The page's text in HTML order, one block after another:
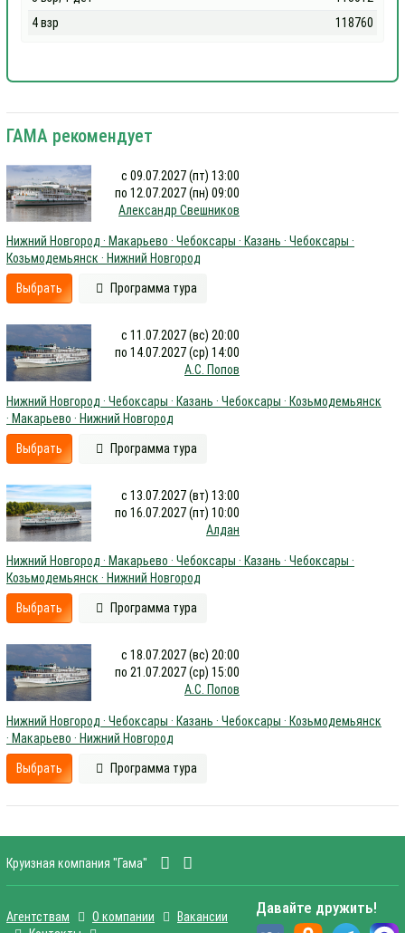
4 взр
118760
ГАМА рекомендует
с 09.07.2027 (пт) 13:00
по 12.07.2027 (пн) 09:00
Александр Свешников
Нижний Новгород · Макарьево · Чебоксары · Казань · Чебоксары ·
Козьмодемьянск · Нижний Новгород
Выбрать Программа тура
с 11.07.2027 (вс) 20:00
по 14.07.2027 (ср) 14:00
А.С. Попов
Нижний Новгород · Чебоксары · Казань · Чебоксары · Козьмодемьянск
· Макарьево · Нижний Новгород
Выбрать Программа тура
с 13.07.2027 (вт) 13:00
по 16.07.2027 (пт) 10:00
Алдан
Нижний Новгород · Макарьево · Чебоксары · Казань · Чебоксары ·
Козьмодемьянск · Нижний Новгород
Выбрать Программа тура
с 18.07.2027 (вс) 20:00
по 21.07.2027 (ср) 15:00
А.С. Попов
Нижний Новгород · Чебоксары · Казань · Чебоксары · Козьмодемьянск
· Макарьево · Нижний Новгород
Выбрать Программа тура
Круизная компания "Гама"
Агентствам О компании
Вакансии
Давайте дружить!